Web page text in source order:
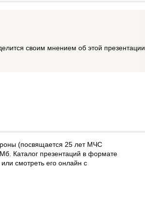
своим мнением об этой презентации.
(посвящается 25 лет МЧС
Каталог презентаций в формате
смотреть его онлайн с